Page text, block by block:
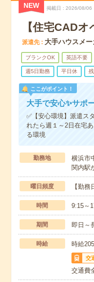
NEW 掲載日 2026/08/06
【住宅CAD
派遣先 大手ハウスメ
ブランクOK 英語不要
週5日勤務 平日休
ここがポイント！
大手で安心✨サポ
✅【安心環境】派遣ス
れたら週１～2日在宅
る環境
勤務地
横浜市
関内駅
曜日頻度 【勤
時間 9:15～
期間 即日～
時給 時給
交
交通費